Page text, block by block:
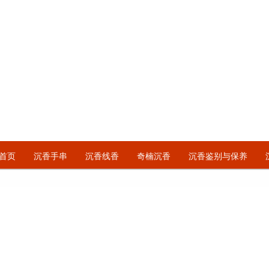
页 沉香手串 沉香线香 奇楠沉香 沉香鉴别与保养